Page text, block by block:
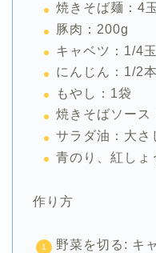
焼きそば麺：4玉
豚肉：200g
キャベツ：1/4玉
にんじん：1/2本
もやし：1袋
焼きそばソース
サラダ油：大さ
青のり、紅しょ
作り方
野菜を切る: キ